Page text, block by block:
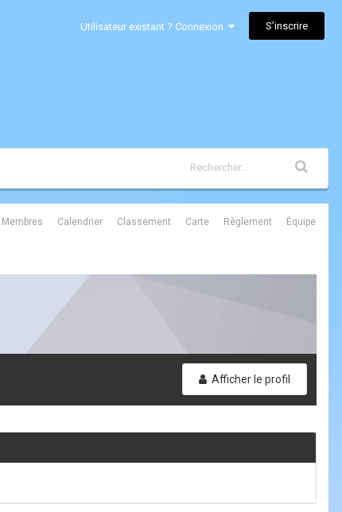
Utilisateur existant ? Connexion S’inscrire
Membres Calendrier Classement Carte Règlement Équipe
Afficher le profil